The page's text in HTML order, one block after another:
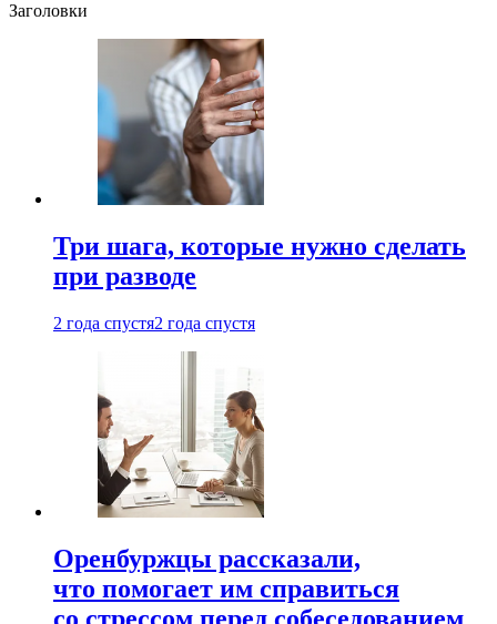
Заголовки
Три шага, которые нужно сделать
при разводе
2 года спустя2 года спустя
Оренбуржцы рассказали,
что помогает им справиться
со стрессом перед собеседованием